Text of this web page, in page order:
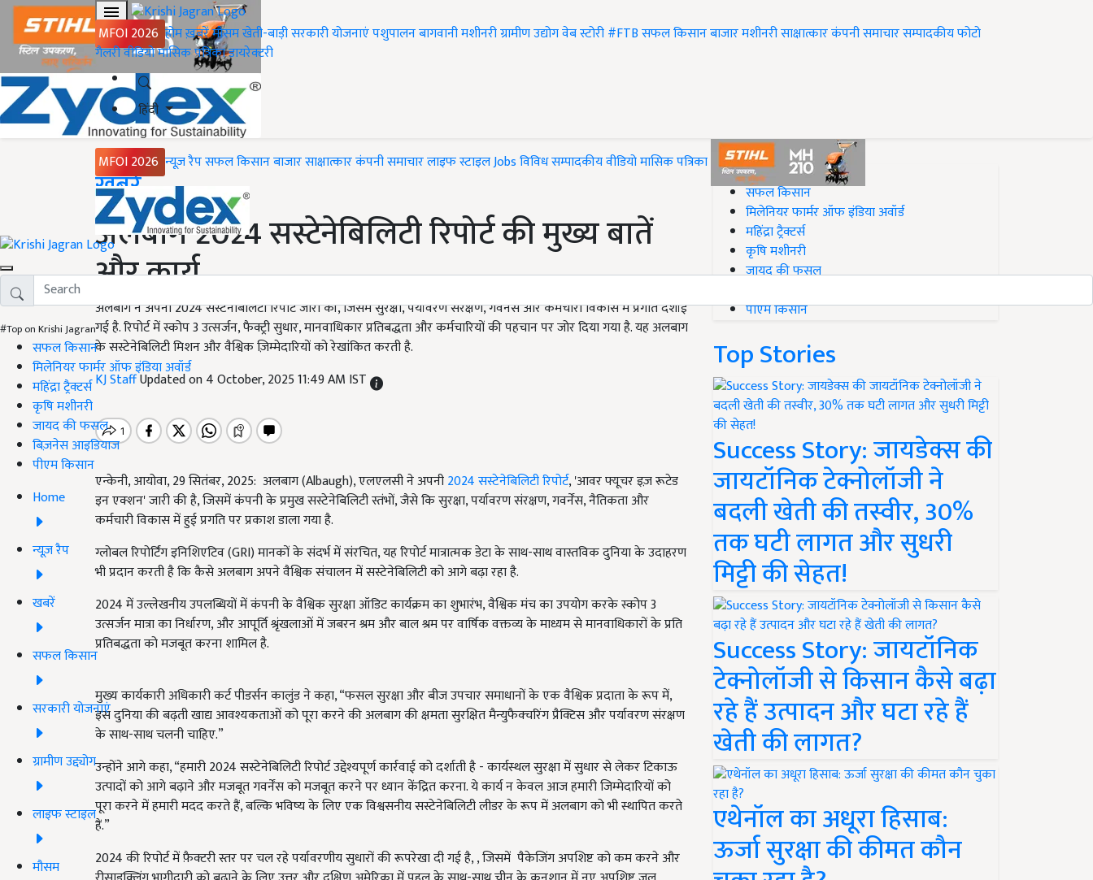
MFOI 2026 होमख़बरेंमौसमखेती-बाड़ीसरकारी योजनाएंपशुपालनबागवानीमशीनरीग्रामीण उद्योगवेब स्टोरी#FTBसफल किसानबाजारमशीनरीसाक्षात्कारकंपनी समाचारसम्पादकीयफोटो
गैलरीवीडियोमासिक पत्रिकाडायरेक्टरी
हिंदी
MFOI 2026 न्यूज़ रैपसफल किसानबाजारसाक्षात्कारकंपनी समाचारलाइफ स्टाइलJobsविविधसम्पादकीयवीडियोमासिक पत्रिका
#Top on Krishi Jagran
सफल किसान
मिलेनियर फार्मर ऑफ इंडिया अवॉर्ड
महिंद्रा ट्रैक्टर्स
कृषि मशीनरी
जायद की फसल
बिज़नेस आइडियाज
पीएम किसान
Home
न्यूज़ रैप
खबरें
सफल किसान
सरकारी योजनाएं
ग्रामीण उद्द्योग
लाइफ स्टाइल
मौसम
Home
ख़बरें
अलबाग 2024 सस्टेनेबिलिटी रिपोर्ट की मुख्य बातें
और कार्य
अलबाग ने अपनी 2024 सस्टेनेबिलिटी रिपोर्ट जारी की, जिसमें सुरक्षा, पर्यावरण संरक्षण, गवर्नेंस और कर्मचारी विकास में प्रगति दर्शाई
गई है. रिपोर्ट में स्कोप 3 उत्सर्जन, फैक्ट्री सुधार, मानवाधिकार प्रतिबद्धता और कर्मचारियों की पहचान पर जोर दिया गया है. यह अलबाग
के सस्टेनेबिलिटी मिशन और वैश्विक ज़िम्मेदारियों को रेखांकित करती है.
KJ StaffUpdated on 4 October, 2025 11:49 AM IST
एन्केनी, आयोवा, 29 सितंबर, 2025: अलबाग (Albaugh), एलएलसी ने अपनी2024 सस्टेनेबिलिटी रिपोर्ट, 'आवर फ्यूचर इज़ रूटेड
इन एक्शन' जारी की है, जिसमें कंपनी के प्रमुख सस्टेनेबिलिटी स्तंभों, जैसे कि सुरक्षा, पर्यावरण संरक्षण, गवर्नेंस, नैतिकता और
कर्मचारी विकास में हुई प्रगति पर प्रकाश डाला गया है.
ग्लोबल रिपोर्टिंग इनिशिएटिव (GRI) मानकों के संदर्भ में संरचित, यह रिपोर्ट मात्रात्मक डेटा के साथ-साथ वास्तविक दुनिया के उदाहरण
भी प्रदान करती है कि कैसे अलबाग अपने वैश्विक संचालन में सस्टेनेबिलिटी को आगे बढ़ा रहा है.
2024 में उल्लेखनीय उपलब्धियों में कंपनी के वैश्विक सुरक्षा ऑडिट कार्यक्रम का शुभारंभ,वैश्विक मंच का उपयोग करके स्कोप 3
उत्सर्जन मात्रा का निर्धारण,और आपूर्ति श्रृंखलाओं में जबरन श्रम और बाल श्रम पर वार्षिक वक्तव्य के माध्यम से मानवाधिकारों के प्रति
प्रतिबद्धता को मजबूत करना शामिल है.
मुख्य कार्यकारी अधिकारी कर्ट पीडर्सन कालुंड ने कहा, “फसल सुरक्षा और बीज उपचार समाधानों के एक वैश्विक प्रदाता के रूप में,
इस दुनियाकीबढ़ती खाद्य आवश्यकताओं को पूरा करने की अलबाग की क्षमता सुरक्षित मैन्युफैक्चरिंग प्रैक्टिस और पर्यावरण संरक्षण
के साथ-साथ चलनी चाहिए.”
उन्होंने आगे कहा, “हमारी 2024 सस्टेनेबिलिटी रिपोर्ट उद्देश्यपूर्ण कार्रवाई को दर्शाती है - कार्यस्थल सुरक्षा में सुधार से लेकर टिकाऊ
उत्पादों को आगे बढ़ाने और मजबूत गवर्नेंस को मजबूत करने पर ध्यान केंद्रित करना. ये कार्य न केवल आज हमारी जिम्मेदारियों को
पूरा करने में हमारी मदद करते हैं, बल्कि भविष्य के लिए एक विश्वसनीय सस्टेनेबिलिटी लीडर के रूप में अलबाग को भी स्थापित करते
हैं.”
2024 की रिपोर्ट में फ़ैक्टरी स्तर पर चल रहे पर्यावरणीय सुधारों की रूपरेखा दी गई है, , जिसमें पैकेजिंग अपशिष्ट को कम करने और
#Top on Krishi Jagran
सफल किसान
मिलेनियर फार्मर ऑफ इंडिया अवॉर्ड
महिंद्रा ट्रैक्टर्स
कृषि मशीनरी
जायद की फसल
पीएम किसान
Top Stories
Success Story: जायडेक्स की
जायटॉनिक टेक्नोलॉजी ने
बदली खेती की तस्वीर, 30%
तक घटी लागत और सुधरी
मिट्टी की सेहत!
Success Story: जायटॉनिक
टेक्नोलॉजी से किसान कैसे बढ़ा
रहे हैं उत्पादन और घटा रहे हैं
खेती की लागत?
एथेनॉल का अधूरा हिसाब:
ऊर्जा सुरक्षा की कीमत कौन